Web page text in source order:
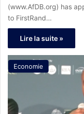
(www.AfDB.org) has
to FirstRand…
Lire la suite »
Economie